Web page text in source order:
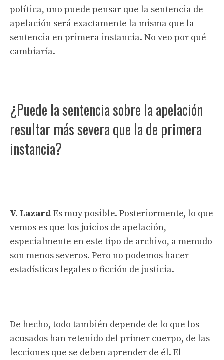
política, uno puede pensar que la sentencia de
apelación será exactamente la misma que la
sentencia en primera instancia. No veo por qué
cambiaría.
¿Puede la sentencia sobre la apelación
resultar más severa que la de primera
instancia?
V. Lazard Es muy posible. Posteriormente, lo que
vemos es que los juicios de apelación,
especialmente en este tipo de archivo, a menudo
son menos severos. Pero no podemos hacer
estadísticas legales o ficción de justicia.
De hecho, todo también depende de lo que los
acusados ​​han retenido del primer cuerpo, de las
lecciones que se deben aprender de él. El